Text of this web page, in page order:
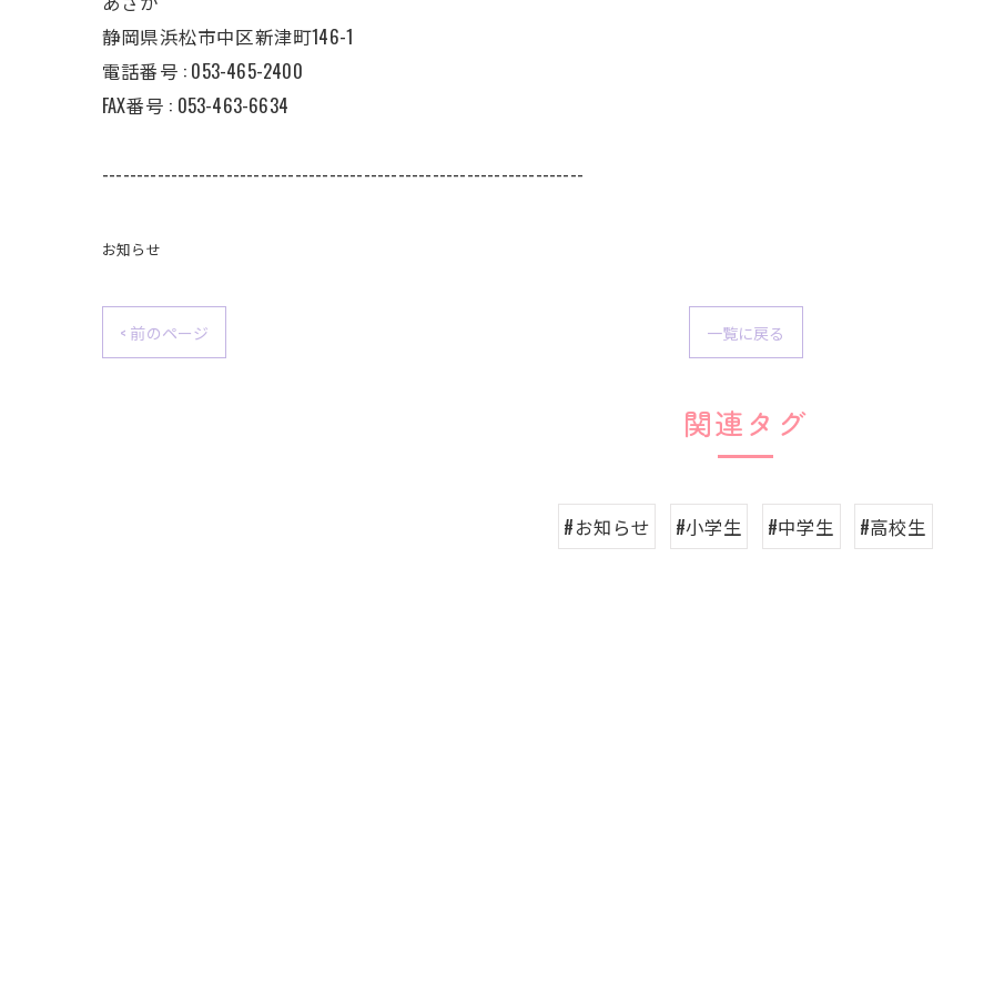
静岡県浜松市中区新津町146-1
電話番号 : 053-465-2400
FAX番号 : 053-463-6634
----------------------------------------------------------------------
お知らせ
< 前のページ 一覧に戻る
関連タグ
#お知らせ #小学生 #中学生 #高校生